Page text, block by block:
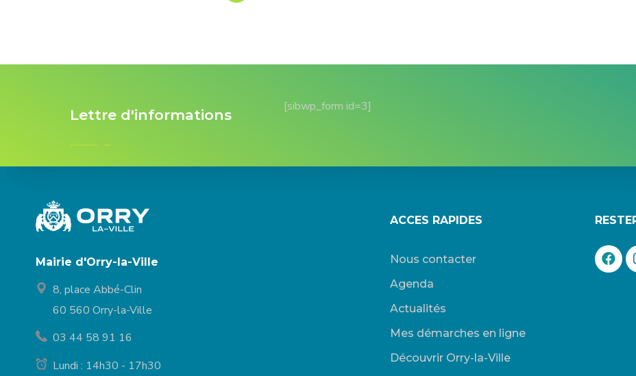
Lettre d'informations [sibwp_form id=3]
Mairie d'Orry-la-Ville
8, place Abbé-Clin
60 560 Orry-la-Ville
03 44 58 91 16
Lundi : 14h30 - 17h30
ACCES RAPIDES
Nous contacter
Agenda
Actualités
Mes démarches en ligne
Découvrir Orry-la-Ville